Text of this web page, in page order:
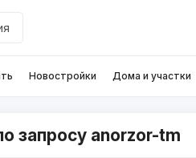
Новостройки Дома и участки
запросу anorzor-tm